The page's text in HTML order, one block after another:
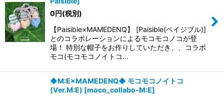
0円(税別)
【Paisible×MAMEDENQ】 [Paisible(ペイジブル)]
とのコラボレーションによるモコモコノコが登
場！ 特別な帽子をお作りしていただき、、コラボ
モコ(モコモコノイトコ…
◆M:E×MAMEDENQ◆ モコモコノイトコ
(Ver.M:E) [moco_collabo-M:E]